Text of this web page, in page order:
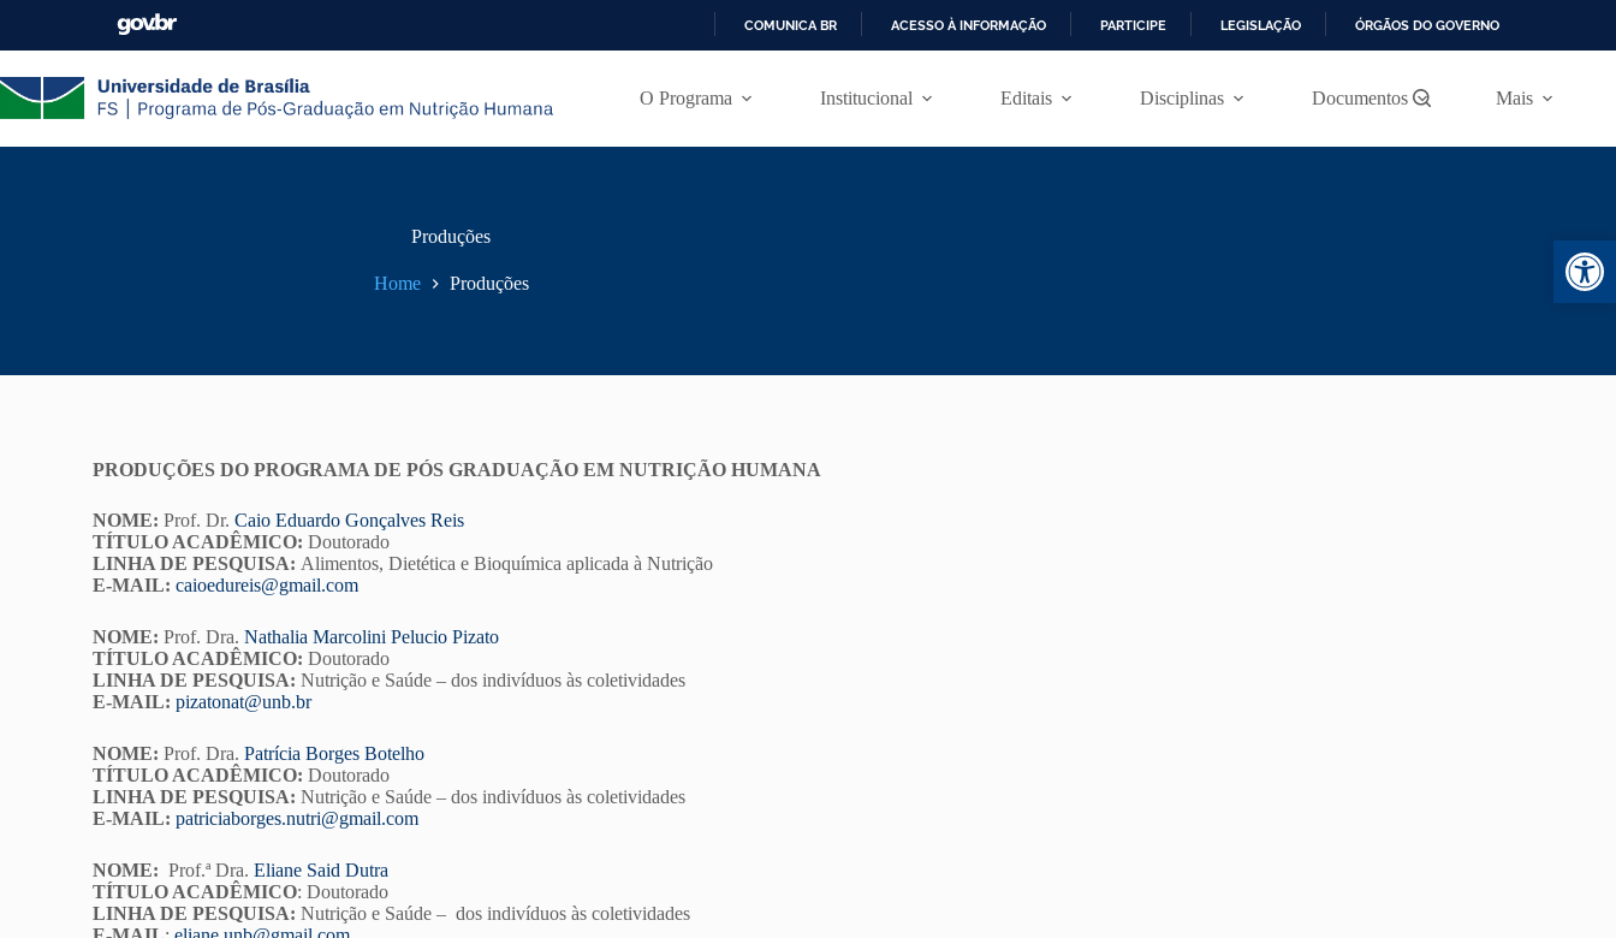
R
COMUNICA BR ACESSO À INFORMAÇÃO PARTICIPE LEGISLAÇÃO ÓRGÃOS DO GOVERNO
O Programa Institucional Editais Disciplinas Documentos Mais
Produções
Home Produções
PRODUÇÕES DO PROGRAMA DE PÓS GRADUAÇÃO EM NUTRIÇÃO HUMANA
NOME: Prof. Dr.Caio Eduardo Gonçalves Reis
TÍTULO ACADÊMICO: Doutorado
LINHA DE PESQUISA: Alimentos, Dietética e Bioquímica aplicada à Nutrição
E-MAIL: caioedureis@gmail.com
NOME: Prof. Dra.Nathalia Marcolini Pelucio Pizato
TÍTULO ACADÊMICO: Doutorado
LINHA DE PESQUISA: Nutrição e Saúde – dos indivíduos às coletividades
E-MAIL: pizatonat@unb.br
NOME: Prof. Dra.Patrícia Borges Botelho
TÍTULO ACADÊMICO: Doutorado
LINHA DE PESQUISA: Nutrição e Saúde – dos indivíduos às coletividades
E-MAIL: patriciaborges.nutri@gmail.com
NOME:Prof.ª Dra.Eliane Said Dutra
TÍTULO ACADÊMICO: Doutorado
LINHA DE PESQUISA: Nutrição e Saúde – dos indivíduos às coletividades